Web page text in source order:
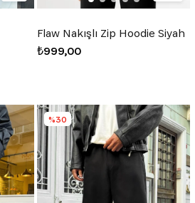
Flaw Nakışlı Zip Hoodie Siyah
₺999,00
%30